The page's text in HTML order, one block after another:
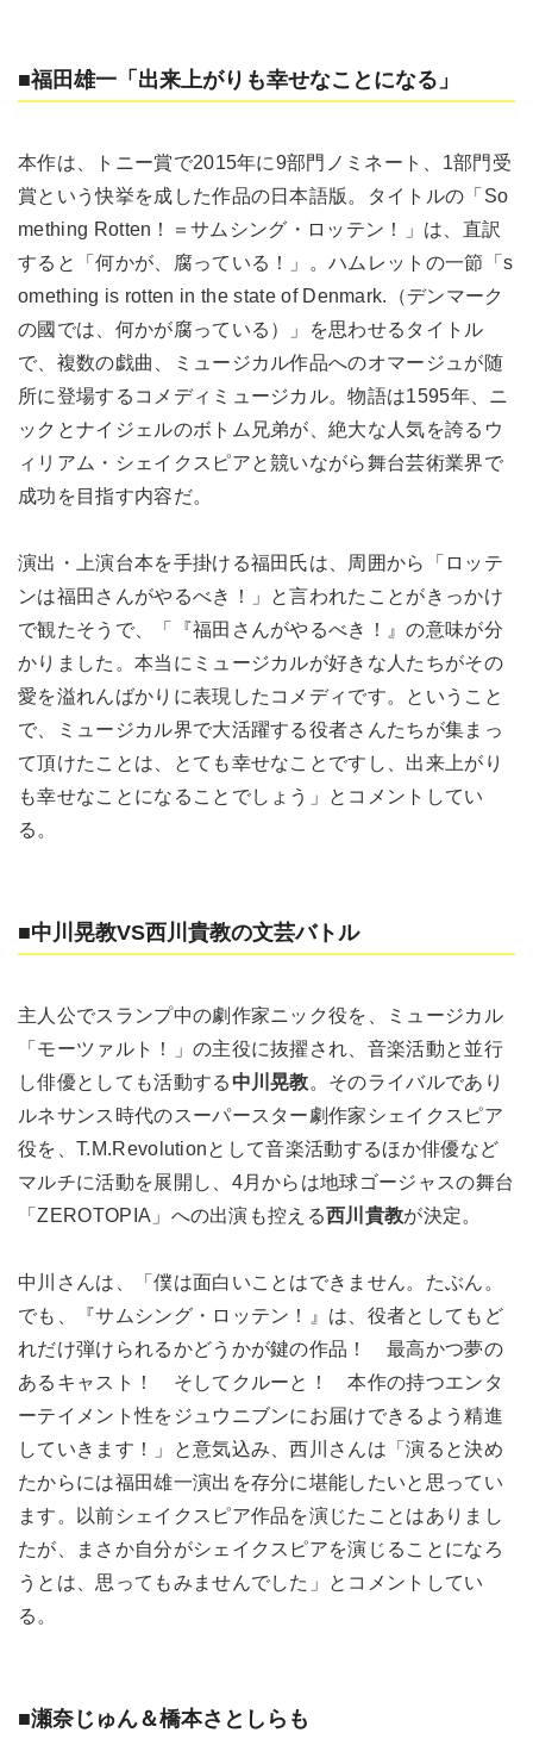
■福田雄一「出来上がりも幸せなことになる」
本作は、トニー賞で2015年に9部門ノミネート、1部門受
賞という快挙を成した作品の日本語版。タイトルの「So
mething Rotten！＝サムシング・ロッテン！」は、直訳
すると「何かが、腐っている！」。ハムレットの一節「s
omething is rotten in the state of Denmark.（デンマーク
の國では、何かが腐っている）」を思わせるタイトル
で、複数の戯曲、ミュージカル作品へのオマージュが随
所に登場するコメディミュージカル。物語は1595年、ニ
ックとナイジェルのボトム兄弟が、絶大な人気を誇るウ
ィリアム・シェイクスピアと競いながら舞台芸術業界で
成功を目指す内容だ。
演出・上演台本を手掛ける福田氏は、周囲から「ロッテ
ンは福田さんがやるべき！」と言われたことがきっかけ
で観たそうで、「『福田さんがやるべき！』の意味が分
かりました。本当にミュージカルが好きな人たちがその
愛を溢れんばかりに表現したコメディです。ということ
で、ミュージカル界で大活躍する役者さんたちが集まっ
て頂けたことは、とても幸せなことですし、出来上がり
も幸せなことになることでしょう」とコメントしてい
る。
■中川晃教VS西川貴教の文芸バトル
主人公でスランプ中の劇作家ニック役を、ミュージカル
「モーツァルト！」の主役に抜擢され、音楽活動と並行
し俳優としても活動する 中川晃教。そのライバルであり
ルネサンス時代のスーパースター劇作家シェイクスピア
役を、T.M.Revolutionとして音楽活動するほか俳優など
マルチに活動を展開し、4月からは地球ゴージャスの舞台
「ZEROTOPIA」への出演も控える西川貴教が決定。
中川さんは、「僕は面白いことはできません。たぶん。
でも、『サムシング・ロッテン！』は、役者としてもど
れだけ弾けられるかどうかが鍵の作品！ 最高かつ夢の
あるキャスト！ そしてクルーと！ 本作の持つエンタ
ーテイメント性をジュウニブンにお届けできるよう精進
していきます！」と意気込み、西川さんは「演ると決め
たからには福田雄一演出を存分に堪能したいと思ってい
ます。以前シェイクスピア作品を演じたことはありまし
たが、まさか自分がシェイクスピアを演じることになろ
うとは、思ってもみませんでした」とコメントしてい
る。
■瀬奈じゅん＆橋本さとしらも